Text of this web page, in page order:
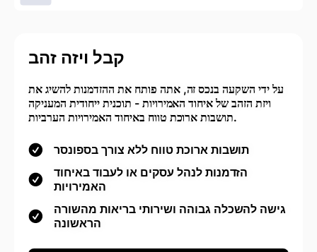
קבל ויזה זהב
על ידי השקעה בנכס זה, אתה פותח את ההזדמנות להשיג את
ויזת הזהב של איחוד האמירויות - תוכנית ייחודית המעניקה
תושבות ארוכת טווח באיחוד האמירויות הערביות.
תושבות ארוכת טווח ללא צורך בספונסר
הזדמנות לנהל עסקים או לעבוד באיחוד
האמירויות
גישה להשכלה גבוהה ושירותי בריאות מהשורה
הראשונה